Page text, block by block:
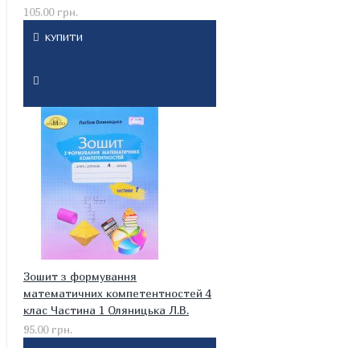
105.00 грн.
КУПИТИ
Зошит з формування
математичних компетентностей 4
клас Частина 1 Оляницька Л.В.
95.00 грн.